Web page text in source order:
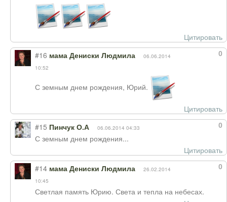
Цитировать
0
#16 мама Дениски Людмила
06.06.2014
10:52
С земным днем рождения, Юрий.
Цитировать
0
#15 Пинчук О.А 06.06.2014 04:33
С земным днем рождения...
Цитировать
0
#14 мама Дениски Людмила
26.02.2014
10:45
Светлая память Юрию. Света и тепла на небесах.